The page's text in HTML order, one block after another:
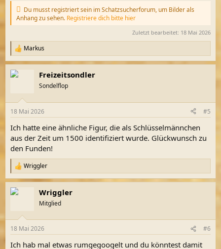
Du musst registriert sein im Schatzsucherforum, um Bilder als
Anhang zu sehen. Registriere dich bitte hier
Zuletzt bearbeitet: 18 Mai 2026
R
e
a
k
e
:
Markus
Freizeitsondler
Sondelflop
18 Mai 2026 #5
Ich hatte eine ähnliche Figur, die als Schlüsselmännchen
aus der Zeit um 1500 identifiziert wurde. Glückwunsch zu
den Funden!
R
e
a
k
e
Wriggler
Wriggler
Mitglied
18 Mai 2026 #6
Ich hab mal etwas rumgegoogelt und du könntest damit